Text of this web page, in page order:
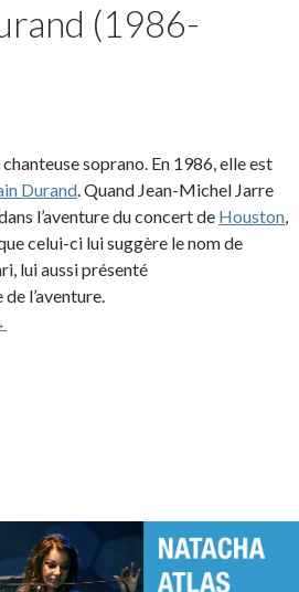
(1986-
soprano. En 1986, elle est
Durand. Quand Jean-Michel Jarre
l’aventure du concert de Houston,
celui-ci lui suggère le nom de
lui aussi présenté
l’aventure.
Durand (1986-1990)